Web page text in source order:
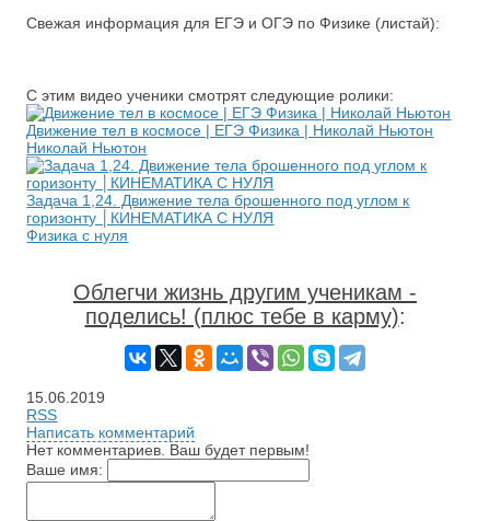
Свежая информация для ЕГЭ и ОГЭ по Физике (листай):
С этим видео ученики смотрят следующие ролики:
Движение тел в космосе | ЕГЭ Физика | Николай Ньютон
Николай Ньютон
Задача 1,24. Движение тела брошенного под углом к
горизонту │КИНЕМАТИКА С НУЛЯ
Физика с нуля
Облегчи жизнь другим ученикам -
поделись! (плюс тебе в карму):
15.06.2019
RSS
Написать комментарий
Нет комментариев. Ваш будет первым!
Ваше имя: